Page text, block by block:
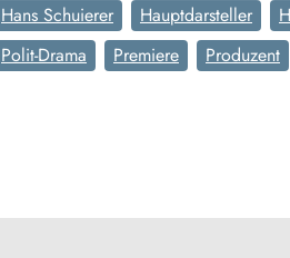
Hans Schuierer
Hauptdarsteller
Polit-Drama
Premiere Produzent